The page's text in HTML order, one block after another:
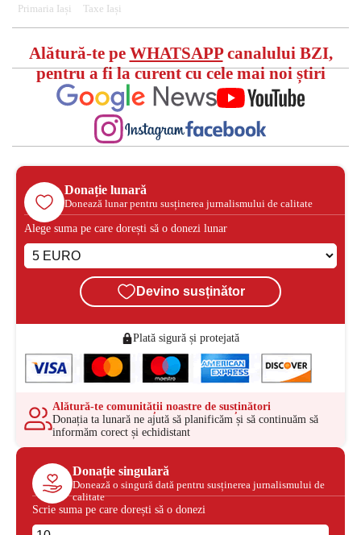
Primaria Iași Taxe Iași
Alătură-te pe WHATSAPPcanalului BZI,
pentru a fi la curent cu cele mai noi știri
Donație lunară
Donează lunar pentru susținerea jurnalismului de calitate
Alege suma pe care dorești să o donezi lunar
Devino susținător
Plată sigură și protejată
Alătură-te comunității noastre de susținători
Donația ta lunară ne ajută să planificăm și să continuăm să
informăm corect și echidistant
Donație singulară
Donează o singură dată pentru susținerea jurnalismului de
calitate
Scrie suma pe care dorești să o donezi